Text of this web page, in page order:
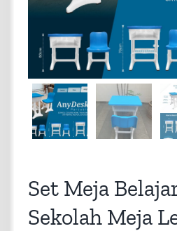
Set Meja
Sekolah Meja